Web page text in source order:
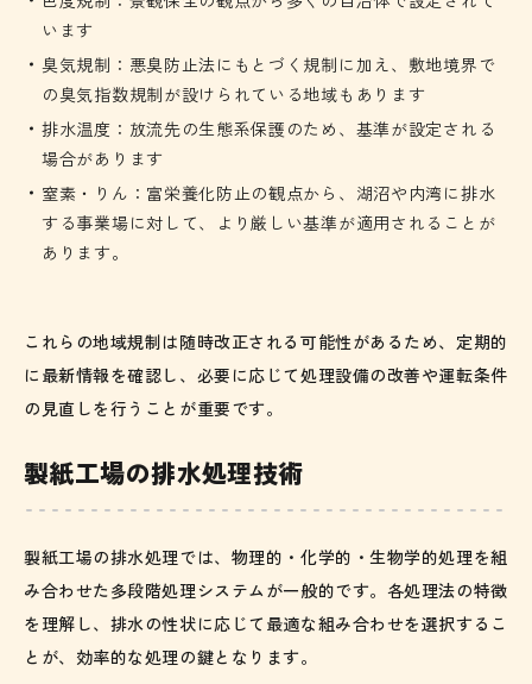
います
臭気規制：悪臭防止法にもとづく規制に加え、敷地境界で
の臭気指数規制が設けられている地域もあります
排水温度：放流先の生態系保護のため、基準が設定される
場合があります
窒素・りん：富栄養化防止の観点から、湖沼や内湾に排水
する事業場に対して、より厳しい基準が適用されることが
あります。
これらの地域規制は随時改正される可能性があるため、定期的
に最新情報を確認し、必要に応じて処理設備の改善や運転条件
の見直しを行うことが重要です。
製紙工場の排水処理技術
製紙工場の排水処理では、物理的・化学的・生物学的処理を組
み合わせた多段階処理システムが一般的です。各処理法の特徴
を理解し、排水の性状に応じて最適な組み合わせを選択するこ
とが、効率的な処理の鍵となります。